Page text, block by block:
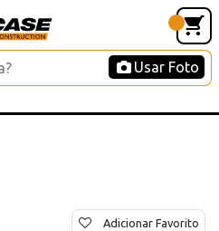
Usar Foto
Adicionar Favorito